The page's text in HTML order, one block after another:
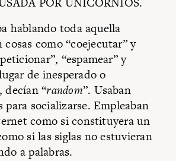
hablando toda aquella
cosas como “coejecutar” y
“espamear” y
de inesperado o
decían “random”. Usaban
para socializarse. Empleaban
como si constituyera un
si las siglas no estuvieran
a palabras.